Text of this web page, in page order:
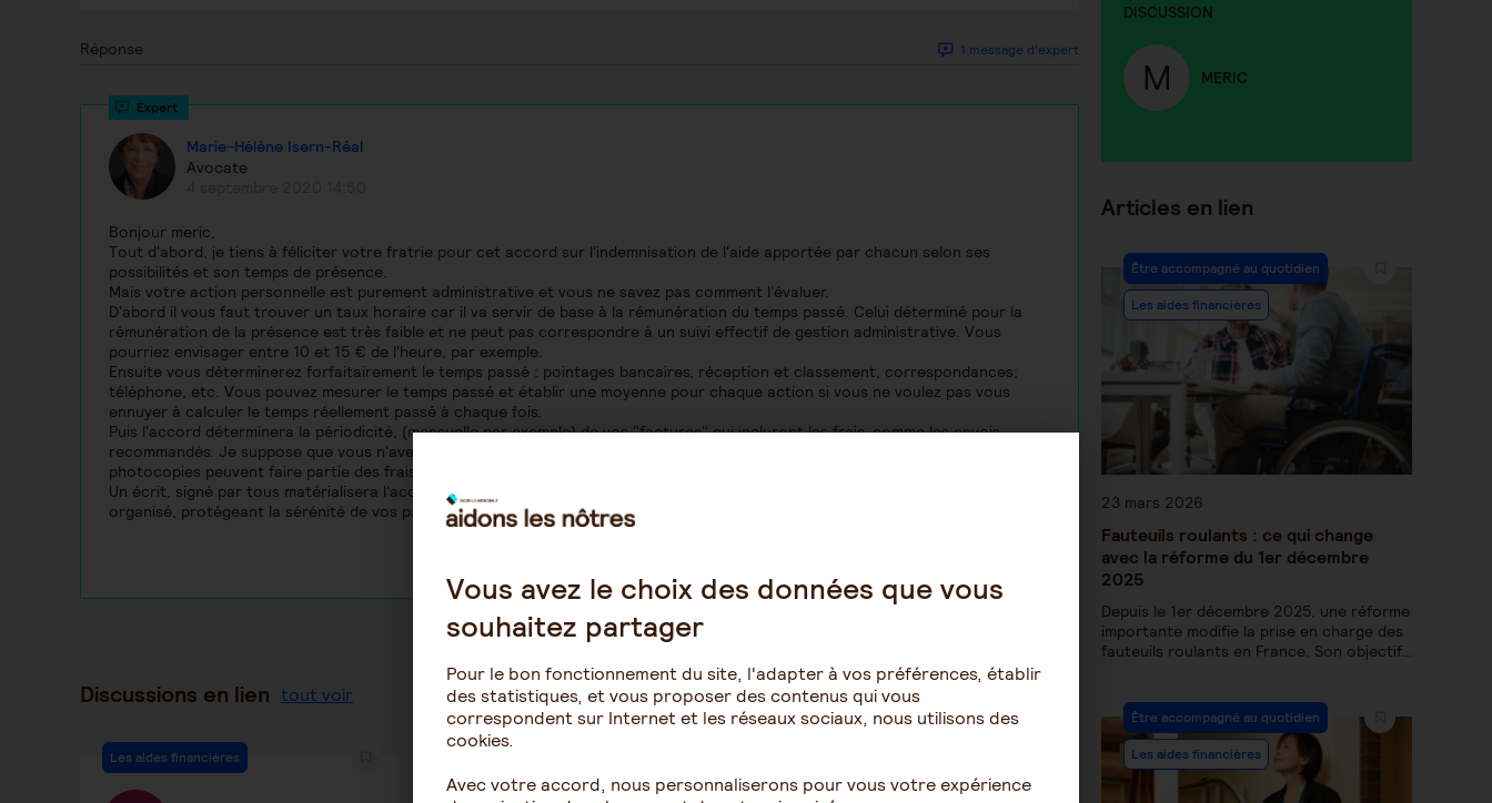
Réponse 1 message d'expert
Marie-Hélène Isern-Réal
Avocate
Bonjour meric,
Tout d'abord, je tiens à féliciter votre fratrie pour cet accord sur l'indemnisation de l'aide apportée par chacun selon ses
possibilités et son temps de présence.
Mais votre action personnelle est purement administrative et vous ne savez pas comment l'évaluer.
D'abord il vous faut trouver un taux horaire car il va servir de base à la rémunération du temps passé. Celui déterminé pour la
rémunération de la présence est très faible et ne peut pas correspondre à un suivi effectif de gestion administrative. Vous
pourriez envisager entre 10 et 15 € de l'heure, par exemple.
Ensuite vous déterminerez forfaitairement le temps passé : pointages bancaires, réception et classement, correspondances;
téléphone, etc. Vous pouvez mesurer le temps passé et établir une moyenne pour chaque action si vous ne voulez pas vous
ennuyer à calculer le temps réellement passé à chaque fois.
Puis l'accord déterminera la périodicité, (mensuelle par exemple) de vos "factures" qui incluront les frais, comme les envois
recommandés. Je suppose que vous n'avez pas l'intention de demander le remboursement du papier mais les timbres et les
photocopies peuvent faire partie des frais remboursables, car l'encre coûte cher. A vous de voir.
Un écrit, signé par tous matérialisera l'accord. Ainsi tous les intervenants seront tranquilles dans un système d'aidants bien
organisé, protégeant la sérénité de vos parents.
Discussions en lien tout voir
Les aides financières
DISCUSSION
MERIC
Articles en lien
Être accompagné au quotidien
Les aides financières
23 mars 2026
Fauteuils roulants : ce qui change
avec la réforme du 1er décembre
2025
Depuis le 1er décembre 2025, une réforme
importante modifie la prise en charge des
fauteuils roulants en France. Son objectif…
Être accompagné au quotidien
Les aides financières
Vous avez le choix des données que vous
souhaitez partager
Pour le bon fonctionnement du site, l'adapter à vos préférences, établir
des statistiques, et vous proposer des contenus qui vous
correspondent sur Internet et les réseaux sociaux, nous utilisons des
cookies.
Avec votre accord, nous personnaliserons pour vous votre expérience